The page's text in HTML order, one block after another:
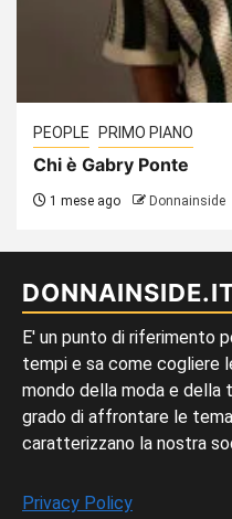
PEOPLE PRIMO PIANO
Chi è Gabry Ponte
1 mese ago Donnainside
E' un punto di riferimento
tempi e sa come cogliere
mondo della moda e della
grado di affrontare le
caratterizzano la nostra
Privacy Policy